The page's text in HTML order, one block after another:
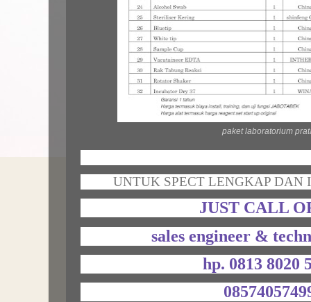
paket laboratorium
UNTUK SPECT LENGKAP DAN
JUST CALL
sales engineer &
hp. 0813 8020